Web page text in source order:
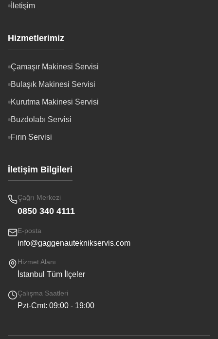
İletişim
Hizmetlerimiz
Çamaşır Makinesi Servisi
Bulaşık Makinesi Servisi
Kurutma Makinesi Servisi
Buzdolabı Servisi
Fırın Servisi
İletişim Bilgileri
Çağrı Merkezi
0850 340 4111
E-posta
info@gaggenauteknikservis.com
Hizmet Alanı
İstanbul Tüm İlçeler
Çalışma Saatleri
Pzt-Cmt: 09:00 - 19:00